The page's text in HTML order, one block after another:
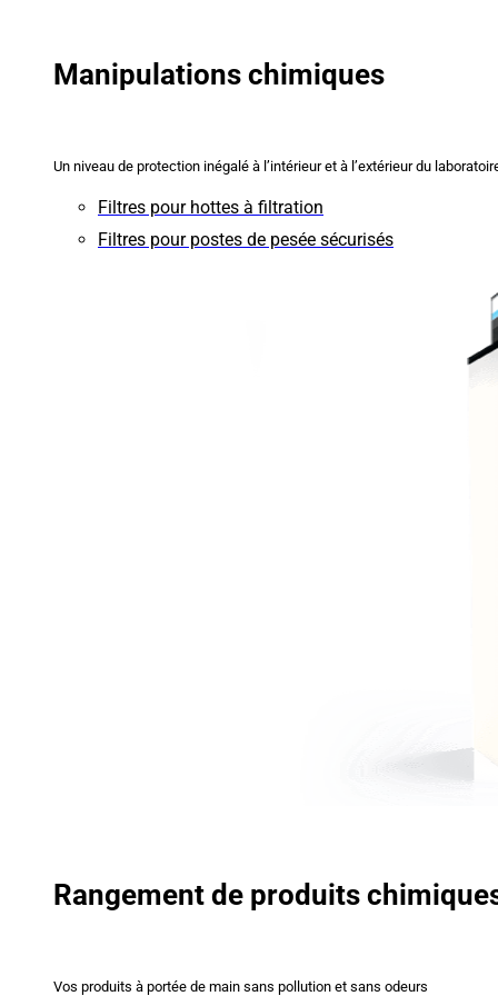
Manipulations chimiques
Un niveau de protection inégalé à l’intérieur et à l’extérieur du
Filtres pour hottes à filtration
Filtres pour postes de pesée sécurisés
Rangement de produits
Vos produits à portée de main sans pollution et sans odeurs